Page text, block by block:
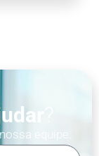
equipe.